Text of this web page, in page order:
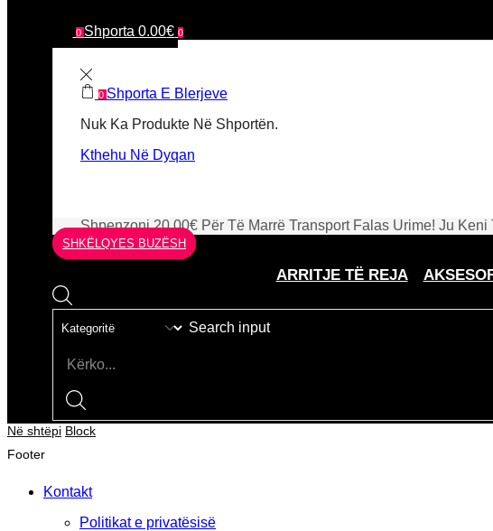
0 Shporta0.00€ 0
0 Shporta E Blerjeve
Nuk Ka Produkte Në Shportën.
Kthehu Në Dyqan
Shpenzoni20.00€ Për Të Marrë Transport Falas Urime! Ju Keni
SHKËLQYES BUZËSH
ARRITJE TË REJA
Search input
Në shtëpi Block
Footer
Kontakt
Politikat e privatësisë